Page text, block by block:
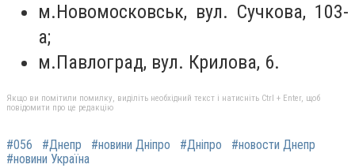
м.Новомосковськ, вул. Сучкова, 103-
а;
м.Павлоград, вул. Крилова, 6.
Якщо ви помітили помилку, виділіть необхідний текст і натисніть Ctrl + Enter, щоб
повідомити про це редакцію
#056 #Днепр #новини Дніпро #Дніпро
#новости Днепр
#новини Україна